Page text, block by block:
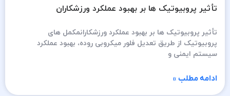
تأثیر پروبیوتیک ها بر بهبود عملکرد ورزشکاران
تأثیر پروبیوتیک ها بر بهبود عملکرد ورزشکارانمکمل های
پروبیوتیک از طریق تعدیل فلور میکروبی روده‌، بهبود عملکرد
سیستم ایمنی و
ادامه مطلب »